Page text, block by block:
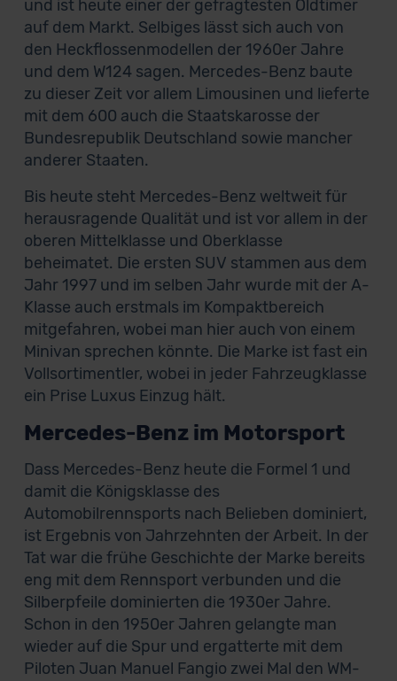
und ist heute einer der gefragtesten Oldtimer
auf dem Markt. Selbiges lässt sich auch von
den Heckflossenmodellen der 1960er Jahre
und dem W124 sagen. Mercedes-Benz baute
zu dieser Zeit vor allem Limousinen und lieferte
mit dem 600 auch die Staatskarosse der
Bundesrepublik Deutschland sowie mancher
anderer Staaten.
Bis heute steht Mercedes-Benz weltweit für
herausragende Qualität und ist vor allem in der
oberen Mittelklasse und Oberklasse
beheimatet. Die ersten SUV stammen aus dem
Jahr 1997 und im selben Jahr wurde mit der A-
Klasse auch erstmals im Kompaktbereich
mitgefahren, wobei man hier auch von einem
Minivan sprechen könnte. Die Marke ist fast ein
Vollsortimentler, wobei in jeder Fahrzeugklasse
ein Prise Luxus Einzug hält.
Mercedes-Benz im Motorsport
Dass Mercedes-Benz heute die Formel 1 und
damit die Königsklasse des
Automobilrennsports nach Belieben dominiert,
ist Ergebnis von Jahrzehnten der Arbeit. In der
Tat war die frühe Geschichte der Marke bereits
eng mit dem Rennsport verbunden und die
Silberpfeile dominierten die 1930er Jahre.
Schon in den 1950er Jahren gelangte man
wieder auf die Spur und ergatterte mit dem
Piloten Juan Manuel Fangio zwei Mal den WM-